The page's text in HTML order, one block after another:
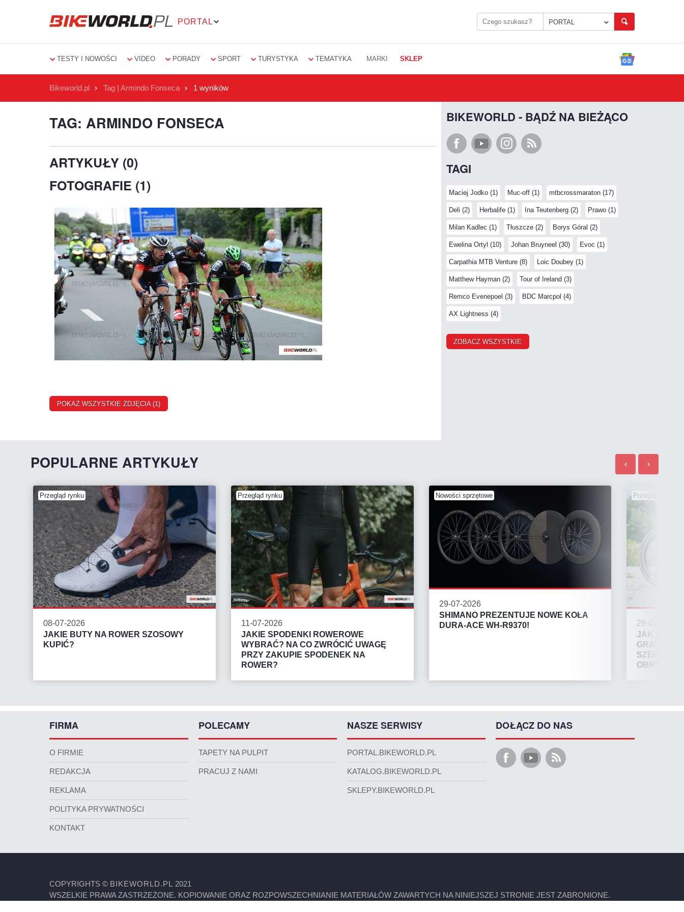
PORTAL PORTAL
TESTY I NOWOŚCI VIDEO PORADY SPORT TURYSTYKA TEMATYKA MARKI SKLEP
Bikeworld.pl Tag | Armindo Fonseca 1 wyników
TAG: ARMINDO FONSECA
ARTYKUŁY (0)
FOTOGRAFIE (1)
POKAŻ WSZYSTKIE ZDJĘCIA (1)
BIKEWORLD - BĄDŹ NA BIEŻĄCO
TAGI
Maciej Jodko (1) Muc-off (1) mtbcrossmaraton (17)
Deli (2) Herbalife (1) Ina Teutenberg (2) Prawo (1)
Milan Kadlec (1) Tłuszcze (2) Borys Góral (2)
Ewelina Ortyl (10) Johan Bruyneel (30) Evoc (1)
Carpathia MTB Venture (8) Loic Doubey (1)
Matthew Hayman (2) Tour of Ireland (3)
Remco Evenepoel (3) BDC Marcpol (4)
AX Lightness (4)
ZOBACZ WSZYSTKIE
POPULARNE ARTYKUŁY
Przegląd rynku
08-07-2026
JAKIE BUTY NA ROWER SZOSOWY
KUPIĆ?
Przegląd rynku
11-07-2026
JAKIE SPODENKI ROWEROWE
WYBRAĆ? NA CO ZWRÓCIĆ UWAGĘ
PRZY ZAKUPIE SPODENEK NA
ROWER?
Nowości sprzętowe
29-07-2026
SHIMANO PREZENTUJE NOWE KOŁA
DURA-ACE WH-R9370!
Przegląd rynku
29-07-2026
JAK
OBRĘCZY?
FIRMA
O FIRMIE
REDAKCJA
REKLAMA
POLITYKA PRYWATNOŚCI
KONTAKT
POLECAMY
TAPETY NA PULPIT
PRACUJ Z NAMI
NASZE SERWISY
PORTAL.BIKEWORLD.PL
KATALOG.BIKEWORLD.PL
SKLEPY.BIKEWORLD.PL
DOŁĄCZ DO NAS
COPYRIGHTS © BIKEWORLD.PL 2021
WSZELKIE PRAWA ZASTRZEŻONE. KOPIOWANIE ORAZ ROZPOWSZECHNIANIE MATERIAŁÓW ZAWARTYCH NA NINIEJSZEJ STRONIE JEST ZABRONIONE.